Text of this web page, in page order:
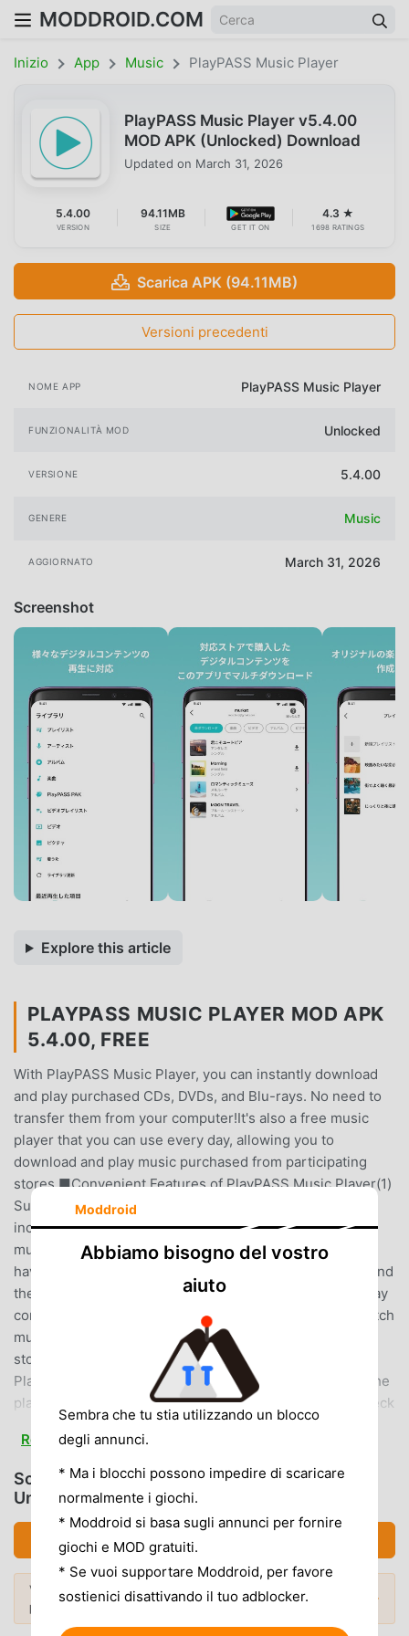
MODDROID.COM
Inizio App Music PlayPASS Music Player
PlayPASS Music Player v5.4.00
MOD APK (Unlocked) Download
Updated on March 31, 2026
5.4.00
VERSION
94.11MB
SIZE GET IT ON
4.3 ★
1698 RATINGS
Scarica APK (94.11MB)
Versioni precedenti
NOME APP PlayPASS Music Player
FUNZIONALITÀ MOD Unlocked
VERSIONE 5.4.00
GENERE Music
AGGIORNATO March 31, 2026
Screenshot
Explore this article
PLAYPASS MUSIC PLAYER MOD APK
5.4.00, FREE
With PlayPASS Music Player, you can instantly download
and play purchased CDs, DVDs, and Blu-rays. No need to
transfer them from your computer!It's also a free music
player that you can use every day, allowing you to
download and play music purchased from participating
stores.■Convenient Features of PlayPASS Music Player(1)
Supports PlayPASS Codes!By using the PlayPASS code
included with your CD/DVD/Blu-ray, you can download
music and videos directly to your smartphone without
having to import the CD/DVD/Blu-ray to your computer and
then transfer it to your smartphone.(2) Download and play
content purchased from participating stores.You can watch
music, videos, and images purchased from participating
stores with PlayPASS Music Player.(3) Enhanced Music
Player Features, Including LyricsYou can view lyrics on the
player screen while listening to music. You can even check
the lyrics of songs you've been interested in.・High-
quality playback (320Kbps/128Kbps) *Default setting is
128Kbps・Hi-Res audio playback・Playlist creation・
Background playback・Lyrics display *Some songs are not
supported.■What is a PlayPASS code?A PlayPASS code is
a free code that allows you to download music and videos
from purchased CDs/DVDs/Blu-rays.It is included with
PlayPASS-compatible CDs/DVDs/Blu-rays. Use this code
to download music for free.[Supported System
Requirements]Android 10.0 or higher*Devices and
Read more
Scarica PlayPASS Music Player (MOD,
Unlocked)
Scarica APK (94.11MB)
Vuoi scoprire di più? Sfoglia i
mod APK più
popolari del 2026.
Mod popolari →
Moddroid
Abbiamo bisogno del vostro
aiuto
Sembra che tu stia utilizzando un blocco
degli annunci.
* Ma i blocchi possono impedire di scaricare
normalmente i giochi.
* Moddroid si basa sugli annunci per fornire
giochi e MOD gratuiti.
* Se vuoi supportare Moddroid, per favore
sostienici disattivando il tuo adblocker.